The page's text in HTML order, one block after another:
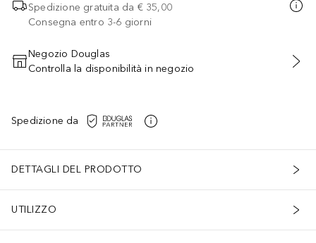
Spedizione gratuita da € 35,00
Consegna entro 3-6 giorni
AGGIUNGI AL CARRELLO
Negozio Douglas
Controlla la disponibilità in negozio
Spedizione da
DETTAGLI DEL PRODOTTO
UTILIZZO